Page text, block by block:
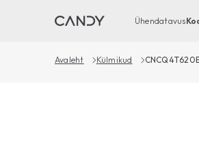
Ühendatavus
Avaleht Külmikud